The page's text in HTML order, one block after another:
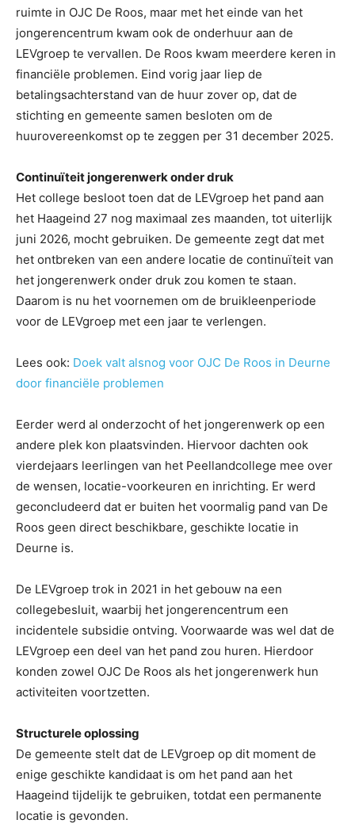
ruimte in OJC De Roos, maar met het einde van het
jongerencentrum kwam ook de onderhuur aan de
LEVgroep te vervallen. De Roos kwam meerdere keren in
financiële problemen. Eind vorig jaar liep de
betalingsachterstand van de huur zover op, dat de
stichting en gemeente samen besloten om de
huurovereenkomst op te zeggen per 31 december 2025.
Continuïteit jongerenwerk onder druk
Het college besloot toen dat de LEVgroep het pand aan
het Haageind 27 nog maximaal zes maanden, tot uiterlijk
juni 2026, mocht gebruiken. De gemeente zegt dat met
het ontbreken van een andere locatie de continuïteit van
het jongerenwerk onder druk zou komen te staan.
Daarom is nu het voornemen om de bruikleenperiode
voor de LEVgroep met een jaar te verlengen.
Lees ook: Doek valt alsnog voor OJC De Roos in Deurne
door financiële problemen
Eerder werd al onderzocht of het jongerenwerk op een
andere plek kon plaatsvinden. Hiervoor dachten ook
vierdejaars leerlingen van het Peellandcollege mee over
de wensen, locatie-voorkeuren en inrichting. Er werd
geconcludeerd dat er buiten het voormalig pand van De
Roos geen direct beschikbare, geschikte locatie in
Deurne is.
De LEVgroep trok in 2021 in het gebouw na een
collegebesluit, waarbij het jongerencentrum een
incidentele subsidie ontving. Voorwaarde was wel dat de
LEVgroep een deel van het pand zou huren. Hierdoor
konden zowel OJC De Roos als het jongerenwerk hun
activiteiten voortzetten.
Structurele oplossing
De gemeente stelt dat de LEVgroep op dit moment de
enige geschikte kandidaat is om het pand aan het
Haageind tijdelijk te gebruiken, totdat een permanente
locatie is gevonden.